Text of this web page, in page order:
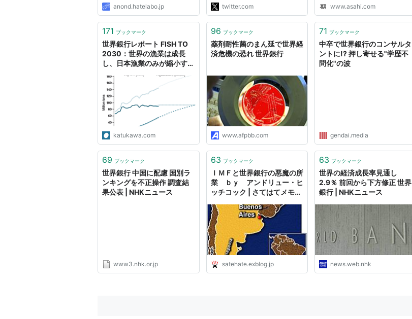
anond.hatelabo.jp twitter.com www.asahi.com
171 ブックマーク
世界銀行レポート FISH TO
2030：世界の漁業は成長
し、日本漁業のみが縮小する
katukawa.com
96 ブックマーク
薬剤耐性菌のまん延で世界経
済危機の恐れ 世界銀行
www.afpbb.com
71 ブックマーク
中卒で世界銀行のコンサルタ
ントに!? 押し寄せる"学歴不
問化"の波
gendai.media
69 ブックマーク
世界銀行 中国に配慮 国別ラ
ンキングを不正操作 調査結
果公表 | NHKニュース
www3.nhk.or.jp
63 ブックマーク
ＩＭＦと世界銀行の悪魔の所
業 ｂｙ アンドリュー・ヒ
ッチコック | さてはてメモ
satehate.exblog.jp
63 ブックマーク
世界の経済成長率見通し
2.9％ 前回から下方修正 世界
銀行 | NHKニュース
news.web.nhk